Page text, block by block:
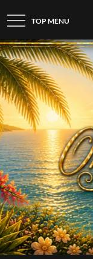
TOP MENU